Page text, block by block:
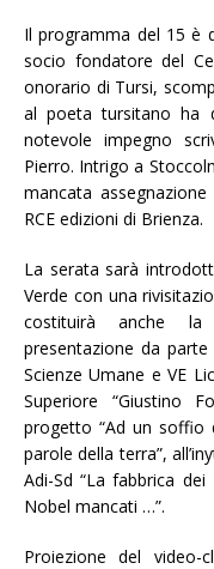
Il programma del 15 è
socio fondatore del
onorario di Tursi,
al poeta tursitano ha
notevole impegno
Pierro. Intrigo a
mancata
RCE edizioni di Brienza.
La serata sarà
Verde con una
costituirà anche la
presentazione da
Scienze Umane e VE
Superiore “Giustino
progetto “Ad un soffio
parole della terra”,
Adi-Sd “La fabbrica
Nobel mancati …”.
Proiezione del video-